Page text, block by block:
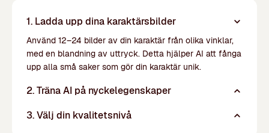
1. Ladda upp dina karaktärsbilder
Använd 12–24 bilder av din karaktär från olika vinklar,
med en blandning av uttryck. Detta hjälper AI att fånga
upp alla små saker som gör din karaktär unik.
2. Träna AI på nyckelegenskaper
3. Välj din kvalitetsnivå